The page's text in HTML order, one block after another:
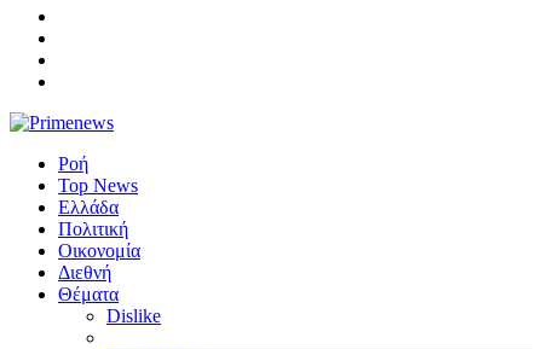
Ροή
Top News
Ελλάδα
Πολιτική
Οικονομία
Διεθνή
Θέματα
Dislike